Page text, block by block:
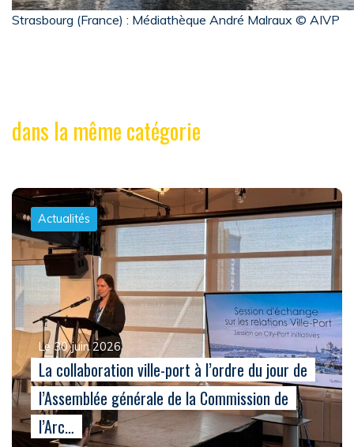
Strasbourg (France) : Médiathèque André Malraux © AIVP
dans la même catégorie
Actualités
Le 30 juin 2026
La collaboration ville-port à l’ordre du jour de
l’Assemblée générale de la Commission de
l’Arc…